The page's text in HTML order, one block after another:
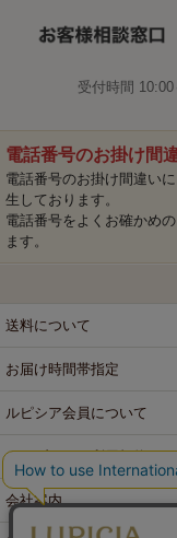
受付時間 10:00
電話番号のお掛け間
電話番号のお掛け間違い
生しております。
電話番号をよくお確かめ
ます。
送料について
お届け時間帯指定
ルピシア会員について
ウェブサイト利用規約
会社案内